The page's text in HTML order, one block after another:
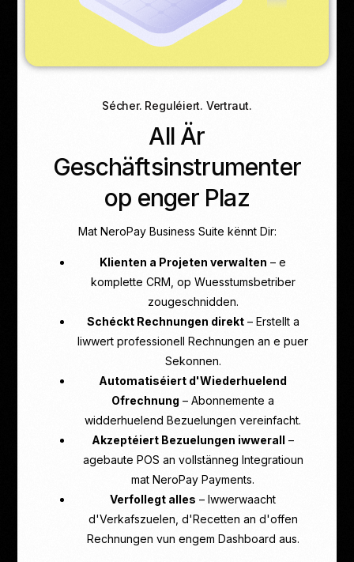
Sécher. Reguléiert. Vertraut.
All Är
Geschäftsinstrumenter
op enger Plaz
Mat NeroPay Business Suite kënnt Dir:
Klienten a Projeten verwalten – e
komplette CRM, op Wuesstumsbetriber
zougeschnidden.
Schéckt Rechnungen direkt– Erstellt a
liwwert professionell Rechnungen an e puer
Sekonnen.
Automatiséiert d'Wiederhuelend
Ofrechnung – Abonnemente a
widderhuelend Bezuelungen vereinfacht.
Akzeptéiert Bezuelungen iwwerall –
agebaute POS an vollstänneg Integratioun
mat NeroPay Payments.
Verfollegt alles – Iwwerwaacht
d'Verkafszuelen, d'Recetten an d'offen
Rechnungen vun engem Dashboard aus.